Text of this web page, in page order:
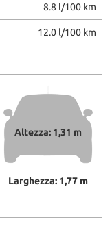
8.8 l/100 km
12.0 l/100 km
Altezza: 1,31 m
Larghezza: 1,77 m